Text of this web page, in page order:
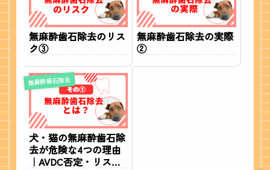
無麻酔歯石除去のリス
ク③
無麻酔歯石除去の実際
②
無麻酔歯石除去
犬・猫の無麻酔歯石除
去が危険な4つの理由
｜AVDC否定・リスク